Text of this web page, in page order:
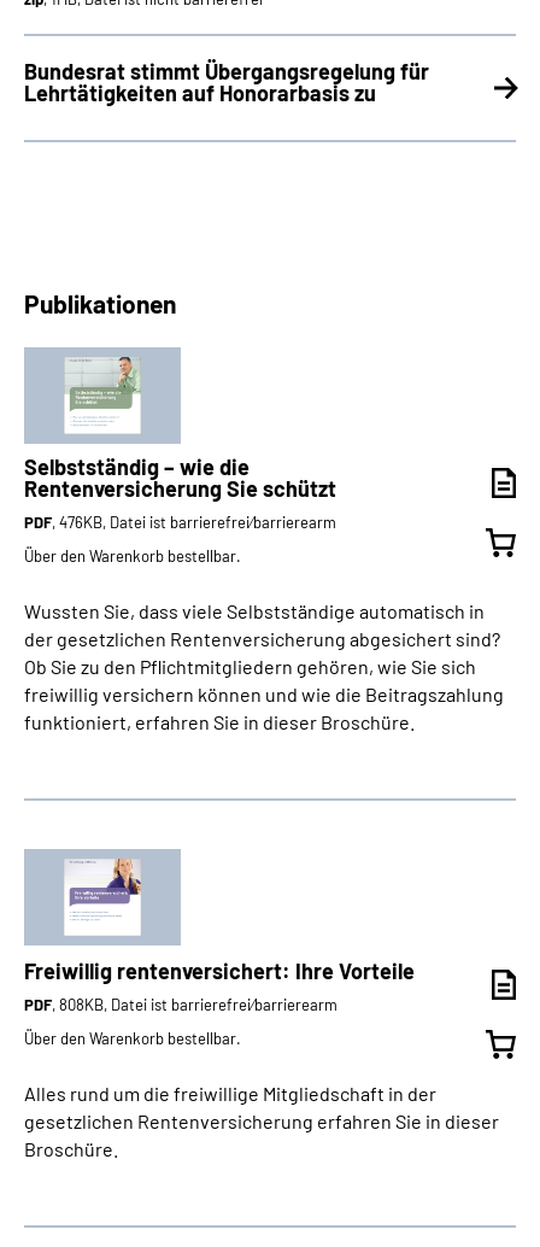
Bundesrat stimmt Übergangsregelung für
Lehrtätigkeiten auf Honorarbasis zu
Publikationen
Selbstständig – wie die
Rentenversicherung Sie schützt
PDF, 476KB, Datei ist barrierefrei⁄barrierearm
Über den Warenkorb bestellbar.
Wussten Sie, dass viele Selbstständige automatisch in
der gesetzlichen Rentenversicherung abgesichert sind?
Ob Sie zu den Pflichtmitgliedern gehören, wie Sie sich
freiwillig versichern können und wie die Beitragszahlung
funktioniert, erfahren Sie in dieser Broschüre.
Freiwillig rentenversichert: Ihre Vorteile
PDF, 808KB, Datei ist barrierefrei⁄barrierearm
Über den Warenkorb bestellbar.
Alles rund um die freiwillige Mitgliedschaft in der
gesetzlichen Rentenversicherung erfahren Sie in dieser
Broschüre.